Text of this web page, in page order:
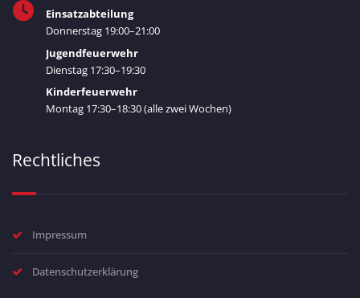
Einsatzabteilung
Donnerstag 19:00–21:00
Jugendfeuerwehr
Dienstag 17:30–19:30
Kinderfeuerwehr
Montag 17:30–18:30 (alle zwei Wochen)
Rechtliches
Impressum
Datenschutzerklärung